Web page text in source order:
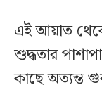
এই আয়াত
শুদ্ধতার
কাছে অত্যন্ত